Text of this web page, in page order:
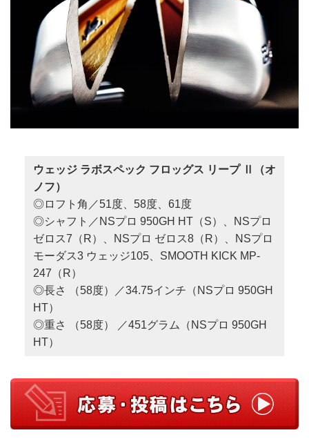
ウェッジ ラボスペック フロッグス リープ Ⅱ（オ
ノフ）
◎ロフト角／51度、58度、61度
◎シャフト／NSプロ 950GH HT（S）、NSプロ
ゼロス7（R）、NSプロ ゼロス8（R）、NSプロ
モーダス3 ウェッジ105、SMOOTH KICK MP-
247（R）
◎長さ （58度）／34.75インチ（NSプロ 950GH
HT）
◎重さ （58度） ／451グラム（NSプロ 950GH
HT）